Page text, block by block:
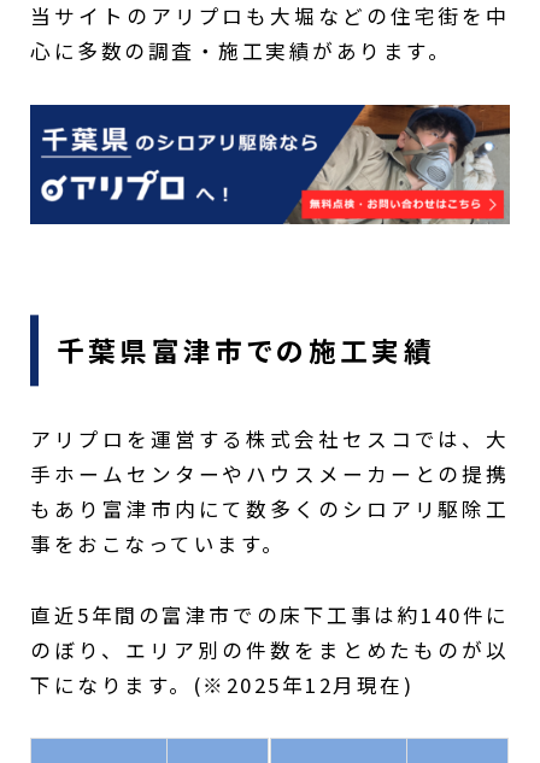
当サイトのアリプロも大堀などの住宅街を中
心に多数の調査・施工実績があります。
千葉県富津市での施工実績
アリプロを運営する株式会社セスコでは、大
手ホームセンターやハウスメーカーとの提携
もあり富津市内にて数多くのシロアリ駆除工
事をおこなっています。
直近5年間の富津市での床下工事は約140件に
のぼり、エリア別の件数をまとめたものが以
下になります。(※2025年12月現在)